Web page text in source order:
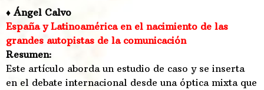
♦ Ángel Calvo
España y Latinoamérica en el nacimiento de las
grandes autopistas de la comunicación
Resumen:
Este artículo aborda un estudio de caso y se inserta
en el debate internacional desde una óptica mixta que